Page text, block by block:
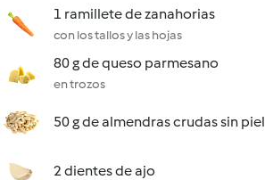
1 ramillete de zanahorias
con los tallos y las hojas
80 g de queso parmesano
en trozos
50 g de almendras crudas sin piel
2 dientes de ajo